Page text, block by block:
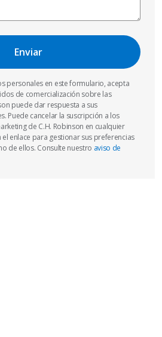
personales en este formulario, acepta
de comercialización sobre las
puede dar respuesta a sus
Puede cancelar la suscripción a los
de C.H. Robinson en cualquier
enlace para gestionar sus preferencias
de ellos. Consulte nuestro aviso de